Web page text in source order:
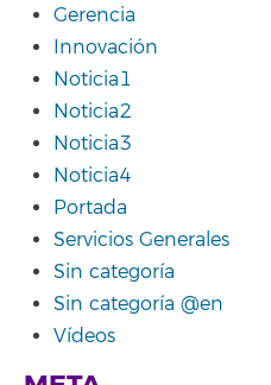
Gerencia
Innovación
Noticia1
Noticia2
Noticia3
Noticia4
Portada
Servicios Generales
Sin categoría
Sin categoría @en
Vídeos